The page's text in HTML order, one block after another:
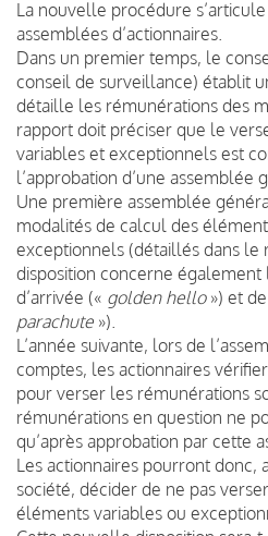
La nouvelle procédure
assemblées d’actionnaires.
Dans un premier temps, le
conseil de surveillance) établit
détaille les rémunérations des
rapport doit préciser que le
variables et exceptionnels est
l’approbation d’une assemblée
Une première assemblée
modalités de calcul des
exceptionnels (détaillés dans le
disposition concerne également
d’arrivée (« golden hello») et
parachute »).
L’année suivante, lors de
comptes, les actionnaires
pour verser les rémunérations
rémunérations en question ne
qu’après approbation par cette
Les actionnaires pourront donc,
société, décider de ne pas
éléments variables ou